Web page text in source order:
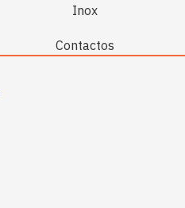
Inox
Contactos